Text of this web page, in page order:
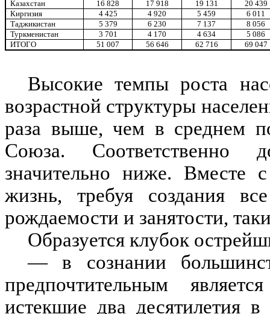
Казахстан
16 828 17 918 19 131
20 439
Киргизия
4 425 4 920 5 459
6 011
Таджикистан
5 379 6 230 7 137
8 056
Туркменистан
3 701 4 170 4 634
5 086
ИТОГО
51 007 56 646 62 716 69 047
Высокие темпы роста
возрастной структуры
раза выше, чем в среднем
Союза. Соответственно
значительно ниже. Вместе
жизнь, требуя создания
рождаемости и занятости,
Образуется клубок
— в сознании
предпочтительным
истекшие два десятилетия